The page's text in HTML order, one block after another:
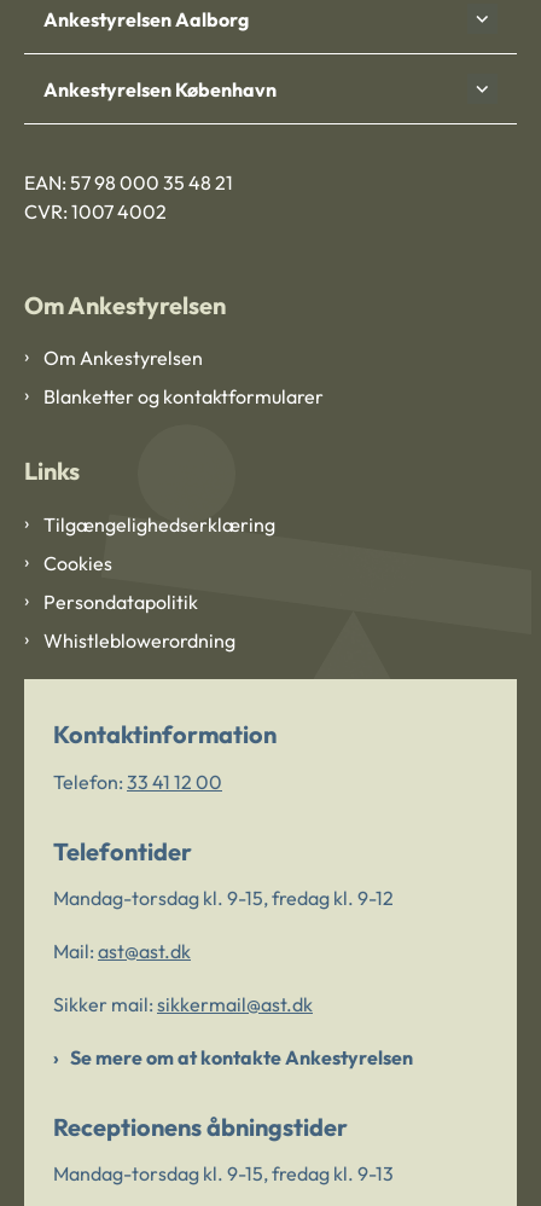
Ankestyrelsen Aalborg
Ankestyrelsen København
EAN: 57 98 000 35 48 21
CVR: 1007 4002
Om Ankestyrelsen
Om Ankestyrelsen
Blanketter og kontaktformularer
Links
Tilgængelighedserklæring
Cookies
Persondatapolitik
Whistleblowerordning
Kontaktinformation
Telefon: 33 41 12 00
Telefontider
Mandag-torsdag kl. 9-15, fredag kl. 9-12
Mail: ast@ast.dk
Sikker mail: sikkermail@ast.dk
Se mere om at kontakte Ankestyrelsen
Receptionens åbningstider
Mandag-torsdag kl. 9-15, fredag kl. 9-13